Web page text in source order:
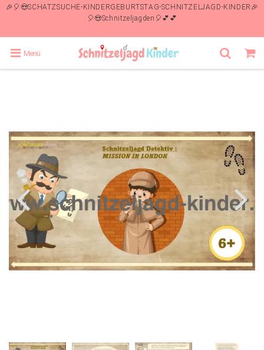
🎉🎈😍SCHATZSUCHE-KINDERGEBURTSTAG-SCHNITZELJAGD-KINDER🎉
🎈😍Schnitzeljagden🎈💕💕
Menü